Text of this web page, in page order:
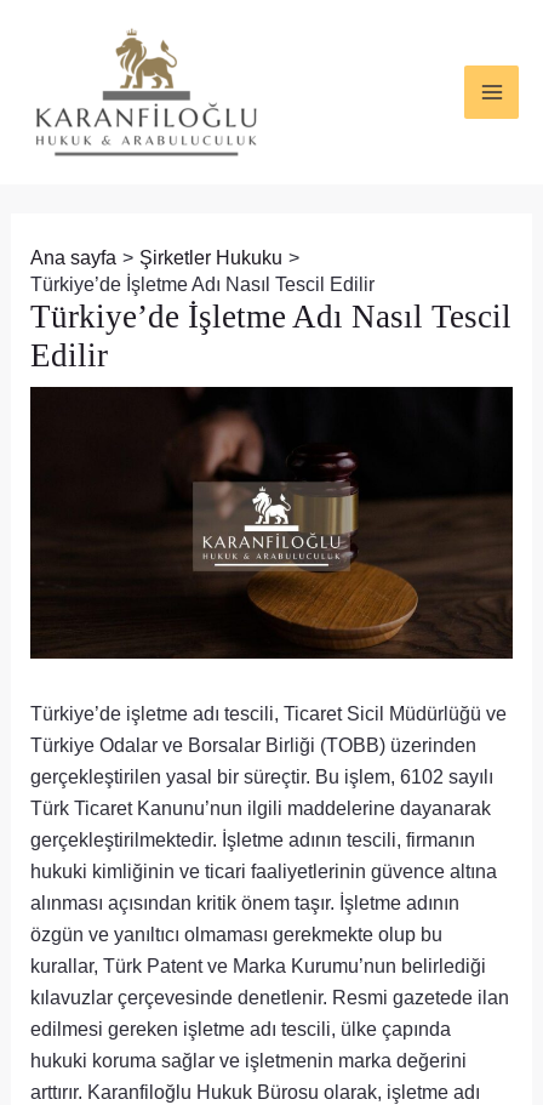
Ana sayfa
Şirketler Hukuku
Türkiye’de İşletme Adı Nasıl Tescil Edilir
Türkiye’de İşletme Adı Nasıl Tescil
Edilir
Türkiye’de işletme adı tescili, Ticaret Sicil Müdürlüğü ve
Türkiye Odalar ve Borsalar Birliği (TOBB) üzerinden
gerçekleştirilen yasal bir süreçtir. Bu işlem, 6102 sayılı
Türk Ticaret Kanunu’nun ilgili maddelerine dayanarak
gerçekleştirilmektedir. İşletme adının tescili, firmanın
hukuki kimliğinin ve ticari faaliyetlerinin güvence altına
alınması açısından kritik önem taşır. İşletme adının
özgün ve yanıltıcı olmaması gerekmekte olup bu
kurallar, Türk Patent ve Marka Kurumu’nun belirlediği
kılavuzlar çerçevesinde denetlenir. Resmi gazetede ilan
edilmesi gereken işletme adı tescili, ülke çapında
hukuki koruma sağlar ve işletmenin marka değerini
arttırır. Karanfiloğlu Hukuk Bürosu olarak, işletme adı